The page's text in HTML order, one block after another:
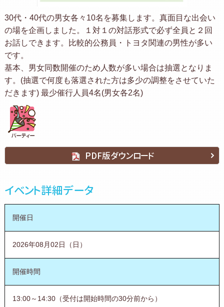
30代・40代の男女各々10名を募集します。真面目な出会い
の場を企画しました。１対１の対話形式で必ず全員と２回
お話しできます。比較的公務員・トヨタ関連の男性が多い
です。
基本、男女同数開催のため人数が多い場合は抽選となりま
す。(抽選で何度も落選された方は多少の調整をさせていた
だきます) 最少催行人員4名(男女各2名)
PDF版ダウンロード
イベント詳細データ
開催日
2026年08月02日（日）
開催時間
13:00～14:30（受付は開始時間の30分前から）